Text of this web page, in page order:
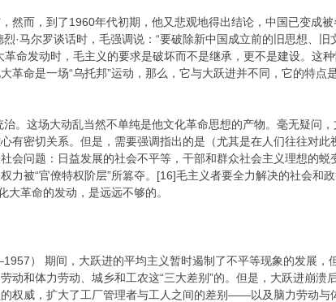
然而，到了1960年代初期，他又悲观地得出结论，中国已变成
·马尔罗谈话时，毛强调说：“要破除新中国成立前的旧思想、
命发动时，毛主义的要求是破坏而不是继承，更不是建设。这
革命是一场“乌托邦”运动，那么，它与大跃进并不同，它的特点
。这场大动乱当然不单纯是他文化革命思想的产物。毫无疑问
有密切关系。但是，需要强调指出的是（尤其是在人们往往对
会问题：日益发展的社会不平等，干部和群众社会主义理想的蜕
被“官僚特权阶层”所篡夺。[16]毛主义者要全力解决的社会和
大革命的发动，是远远不够的。
） 期间，大跃进的平均主义暂时遏制了不平等现象的发展，
动和体力劳动、城乡和工农这“三大差别”的。但是，大跃进崩溃
权威，扩大了工厂管理者与工人之间的差别——以及脑力劳动与